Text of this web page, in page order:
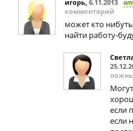
игорь, 6.11.2013
комментарий
может кто
найти работу-
если
если